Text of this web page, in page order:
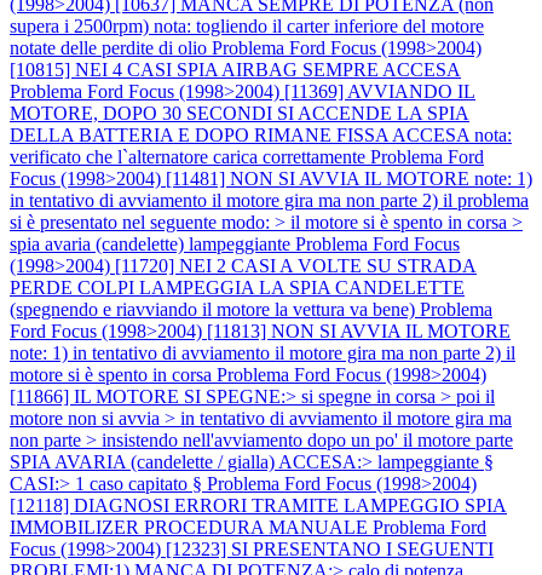
supera i 2500rpm) nota: togliendo il carter inferiore del motore
notate delle perdite di olio Problema Ford Focus (1998>2004)
[10815] NEI 4 CASI SPIA AIRBAG SEMPRE ACCESA
Problema Ford Focus (1998>2004) [11369] AVVIANDO IL
MOTORE, DOPO 30 SECONDI SI ACCENDE LA SPIA
DELLA BATTERIA E DOPO RIMANE FISSA ACCESA nota:
verificato che l`alternatore carica correttamente Problema Ford
Focus (1998>2004) [11481] NON SI AVVIA IL MOTORE note: 1)
in tentativo di avviamento il motore gira ma non parte 2) il problema
si è presentato nel seguente modo: > il motore si è spento in corsa >
spia avaria (candelette) lampeggiante Problema Ford Focus
(1998>2004) [11720] NEI 2 CASI A VOLTE SU STRADA
PERDE COLPI LAMPEGGIA LA SPIA CANDELETTE
(spegnendo e riavviando il motore la vettura va bene) Problema
Ford Focus (1998>2004) [11813] NON SI AVVIA IL MOTORE
note: 1) in tentativo di avviamento il motore gira ma non parte 2) il
motore si è spento in corsa Problema Ford Focus (1998>2004)
[11866] IL MOTORE SI SPEGNE:> si spegne in corsa > poi il
motore non si avvia > in tentativo di avviamento il motore gira ma
non parte > insistendo nell'avviamento dopo un po' il motore parte
SPIA AVARIA (candelette / gialla) ACCESA:> lampeggiante §
CASI:> 1 caso capitato § Problema Ford Focus (1998>2004)
[12118] DIAGNOSI ERRORI TRAMITE LAMPEGGIO SPIA
IMMOBILIZER PROCEDURA MANUALE Problema Ford
Focus (1998>2004) [12323] SI PRESENTANO I SEGUENTI
PROBLEMI:1) MANCA DI POTENZA:> calo di potenza